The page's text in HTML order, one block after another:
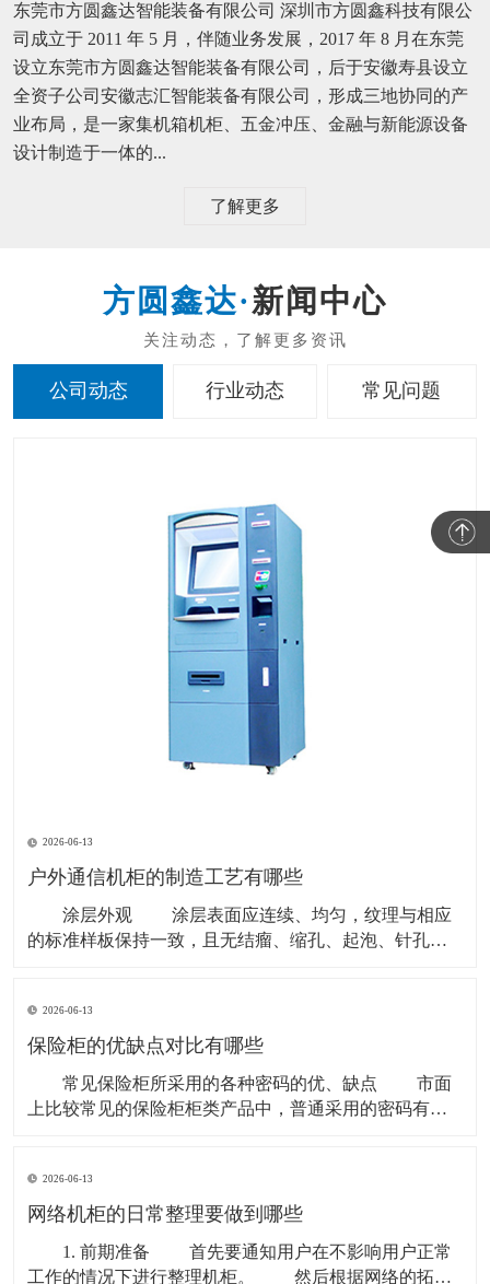
东莞市方圆鑫达智能装备有限公司 深圳市方圆鑫科技有限公
司成立于 2011 年 5 月，伴随业务发展，2017 年 8 月在东莞
设立东莞市方圆鑫达智能装备有限公司，后于安徽寿县设立
全资子公司安徽志汇智能装备有限公司，形成三地协同的产
业布局，是一家集机箱机柜、五金冲压、金融与新能源设备
设计制造于一体的...
了解更多
新闻中心
公司动态 行业动态 常见问题
2026-06-13
户外通信机柜的制造工艺有哪些
涂层外观 涂层表面应连续、均匀，纹理与相应
的标准样板保持一致，且无结瘤、缩孔、起泡、针孔、
应均匀美观。 涂层附着力 户外通信机柜表面的
涂层经附着力试验后，满足GB
2026-06-13
保险柜的优缺点对比有哪些
常见保险柜所采用的各种密码的优、缺点 市面
上比较常见的保险柜柜类产品中，普通采用的密码有：
密码类型分析其优缺点： 1、机械密码比较稳定、耐
用，而且不需要电源。但是操作方法学起来比较慢、
2026-06-13
网络机柜的日常整理要做到哪些
1. 前期准备 首先要通知用户在不影响用户正常
工作的情况下进行整理机柜。 然后根据网络的拓扑